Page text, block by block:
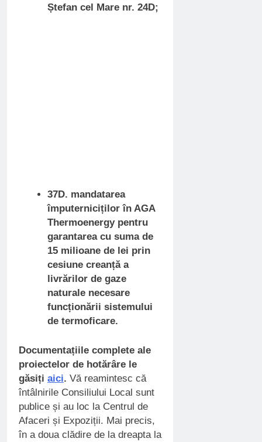
Ștefan cel Mare nr. 24D;
37D. mandatarea
împuterniciților în AGA
Thermoenergy pentru
garantarea cu suma de
15 milioane de lei prin
cesiune creanță a
livrărilor de gaze
naturale necesare
funcționării sistemului
de termoficare.
Documentațiile complete ale
proiectelor de hotărâre le
găsiți aici. Vă reamintesc că
întâlnirile Consiliului Local sunt
publice și au loc la Centrul de
Afaceri și Expoziții. Mai precis,
în a doua clădire de la dreapta la